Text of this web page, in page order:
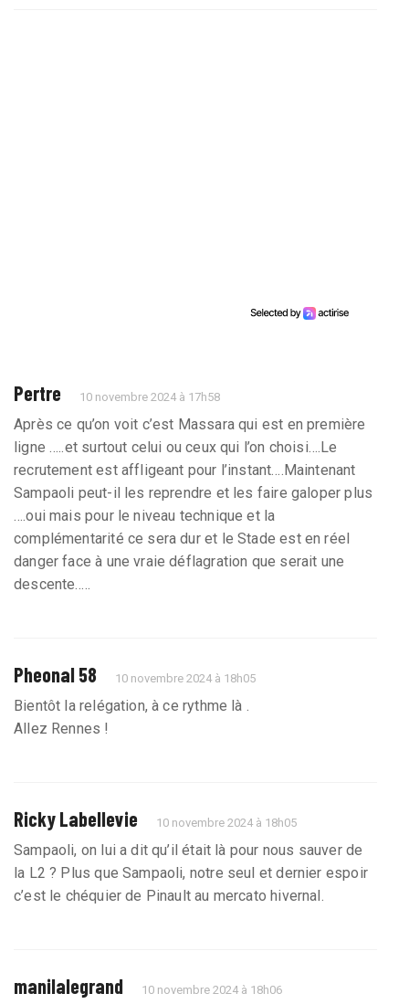
Pertre 10 novembre 2024 à 17h58
Après ce qu’on voit c’est Massara qui est en première
ligne …..et surtout celui ou ceux qui l’on choisi….Le
recrutement est affligeant pour l’instant….Maintenant
Sampaoli peut-il les reprendre et les faire galoper plus
….oui mais pour le niveau technique et la
complémentarité ce sera dur et le Stade est en réel
danger face à une vraie déflagration que serait une
descente…..
Pheonal 58 10 novembre 2024 à 18h05
Bientôt la relégation, à ce rythme là .
Allez Rennes !
Ricky Labellevie 10 novembre 2024 à 18h05
Sampaoli, on lui a dit qu’il était là pour nous sauver de
la L2 ? Plus que Sampaoli, notre seul et dernier espoir
c’est le chéquier de Pinault au mercato hivernal.
manilalegrand 10 novembre 2024 à 18h06